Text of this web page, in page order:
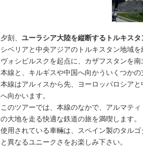
夕刻、 ユーラシア大陸を縦断するトルキス
シベリアと中央アジアのトルキスタン地域
ヴォシビルスクを起点に、カザフスタンを
本線と、キルギスや中国へ向かういくつかの
本線はアルィスから先、ヨーロッパロシア
へ向かいます。
このツアーでは、本線のなかで、アルマテ
の大地を走る快適な鉄道の旅を満喫します。
使用されている車輛は、スペイン製のタル
と異なるユニークさをお楽しみ下さい。